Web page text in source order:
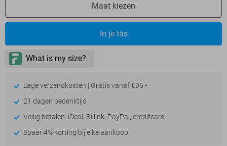
Maat kiezen
In je tas
Lage verzendkosten | Gratis vanaf €95,-
21 dagen bedenktijd
Veilig betalen: iDeal, Billink, PayPal, creditcard
Spaar 4% korting bij elke aankoop